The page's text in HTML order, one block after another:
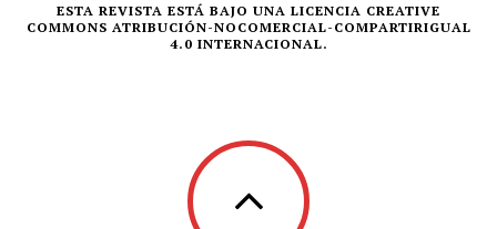
ESTA REVISTA ESTÁ BAJO UNA LICENCIA CREATIVE
COMMONS ATRIBUCIÓN-NOCOMERCIAL-COMPARTIRIGUAL
4.0 INTERNACIONAL.